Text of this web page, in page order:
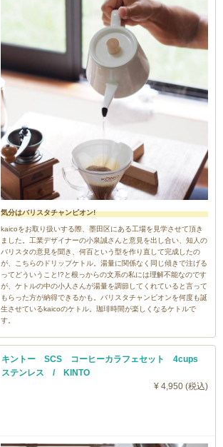
気分はバリスタチャンピオン!
kaicoをお取り扱いする際、墨田区にある工場を見学させて頂き
ました。工業デザイナーの小泉誠さんと意見を出し合い、知人の
バリスタの意見を聞き、何百という型を作り直して完成したの
が、こちらのドリップケトル。湯量に関係なく同じ傾きで注げる
ってどういうこと!?と根っからの文系の私には理解不能なのです
が、ケトルの中の小人さんが湯量を調節してくれていると言って
もらった方が納得できるかも。バリスタチャンピオンを何度も誕
生させているkaicoのケトル。珈琲時間が楽しくなるケトルで
す。
キントー SCS コーヒーカラフェセット 4cups
ステンレス / KINTO
¥ 4,950 (税込)